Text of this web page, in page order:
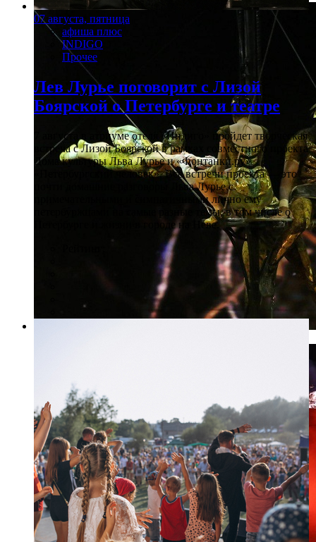
07 августа, пятница
афиша плюс
INDIGO
Прочее
Лев Лурье поговорит с Лизой
Боярской о Петербурге и театре
7 августа в атриуме отеля «Индиго» пройдет творческая
встреча с Лизой Боярской в рамках совместного проекта
Дома культуры Льва Лурье и «Фонтанки.ру»
«Петербургский человек». Все встречи проекта — это
почти домашние разговоры Льва Лурье с
примечательными и симпатичными лично ему
петербуржцами на самые разные темы, в том числе о
Петербурге и жизни в городе на Неве.